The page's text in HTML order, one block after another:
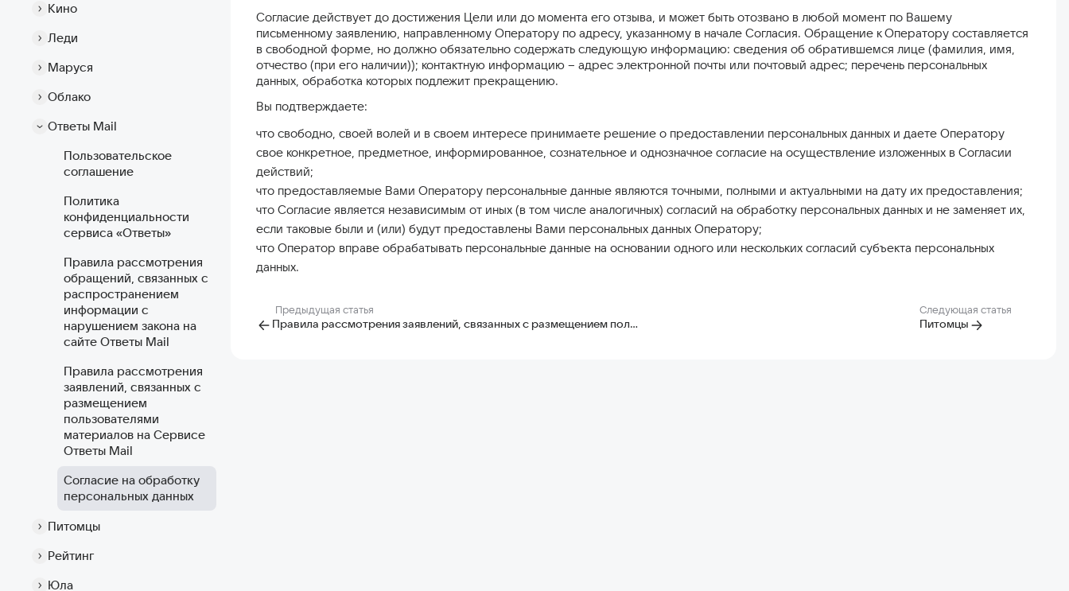
Кино
Леди
Маруся
Облако
Ответы Mail
Пользовательское
соглашение
Политика
конфиденциальности
сервиса «Ответы»
Правила рассмотрения
обращений, связанных с
распространением
информации с
нарушением закона на
сайте Ответы Mail
Правила рассмотрения
заявлений, связанных с
размещением
пользователями
материалов на Сервисе
Ответы Mail
Согласие на обработку
персональных данных
Питомцы
Рейтинг
Юла
Согласие действует до достижения Цели или до момента его отзыва, и может быть отозвано в любой момент по Вашему
письменному заявлению, направленному Оператору по адресу, указанному в начале Согласия. Обращение к Оператору составляется
в свободной форме, но должно обязательно содержать следующую информацию: сведения об обратившемся лице (фамилия, имя,
отчество (при его наличии)); контактную информацию – адрес электронной почты или почтовый адрес; перечень персональных
данных, обработка которых подлежит прекращению.
Вы подтверждаете:
что свободно, своей волей и в своем интересе принимаете решение о предоставлении персональных данных и даете Оператору
свое конкретное, предметное, информированное, сознательное и однозначное согласие на осуществление изложенных в Согласии
действий;
что предоставляемые Вами Оператору персональные данные являются точными, полными и актуальными на дату их предоставления;
что Согласие является независимым от иных (в том числе аналогичных) согласий на обработку персональных данных и не заменяет их,
если таковые были и (или) будут предоставлены Вами персональных данных Оператору;
что Оператор вправе обрабатывать персональные данные на основании одного или нескольких согласий субъекта персональных
данных.
Предыдущая статья
Правила рассмотрения заявлений, связанных с размещением пользователями материалов на Сервисе Ответы Mail
Следующая статья
Питомцы